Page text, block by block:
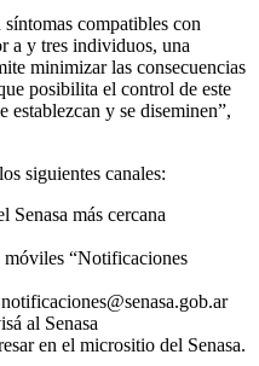
compatibles con
a y tres individuos, una
minimizar las consecuencias
posibilita el control de este
establezcan y se diseminen”,
siguientes canales:
Senasa más cercana
“Notificaciones
al Senasa
en el micrositio del Senasa.